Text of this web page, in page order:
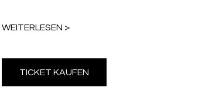
WEITERLESEN >
TICKET KAUFEN